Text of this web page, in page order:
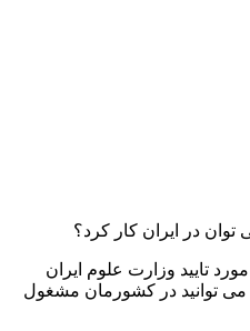
توان در ایران کار کرد؟
تایید وزارت علوم ایران
می توانید در کشورمان مشغول